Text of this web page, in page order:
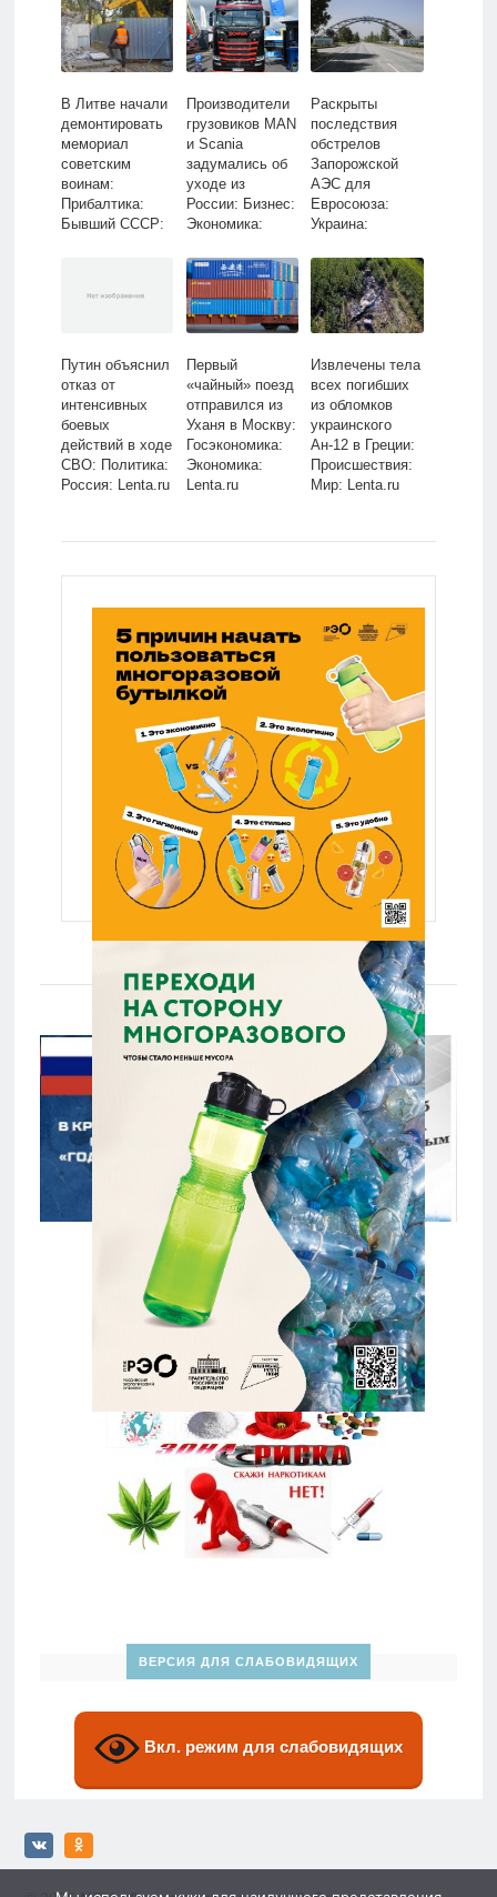
В Литве начали
демонтировать
мемориал
советским
воинам:
Прибалтика:
Бывший СССР:
Производители
грузовиков MAN
и Scania
задумались об
уходе из
России: Бизнес:
Экономика:
Раскрыты
последствия
обстрелов
Запорожской
АЭС для
Евросоюза:
Украина:
Lenta.ru
Путин объяснил
отказ от
интенсивных
боевых
действий в ходе
СВО: Политика:
Россия: Lenta.ru
Первый
«чайный» поезд
отправился из
Уханя в Москву:
Госэкономика:
Экономика:
Lenta.ru
Извлечены тела
всех погибших
из обломков
украинского
Ан-12 в Греции:
Происшествия:
Мир: Lenta.ru
ВЕРСИЯ ДЛЯ СЛАБОВИДЯЩИХ
Вкл. режим для слабовидящих